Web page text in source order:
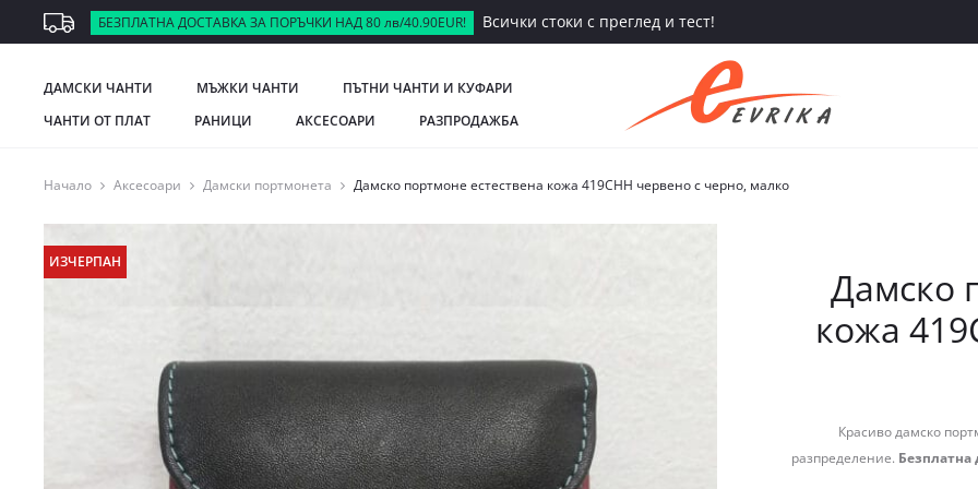
БЕЗПЛАТНА ДОСТАВКА ЗА ПОРЪЧКИ НАД 80 лв/40.90EUR! Всички стоки с преглед и тест!
ДАМСКИ ЧАНТИ МЪЖКИ ЧАНТИ
ПЪТНИ ЧАНТИ И КУФАРИ
ЧАНТИ ОТ ПЛАТ
РАНИЦИ АКСЕСОАРИ РАЗПРОДАЖБА
Начало Аксесоари Дамски портмонета Дамско портмоне естествена кожа 419СНН червено с черно, малко
ИЗЧЕРПАН
Дамско
кожа
Красиво дамско
разпределение. Безплатна